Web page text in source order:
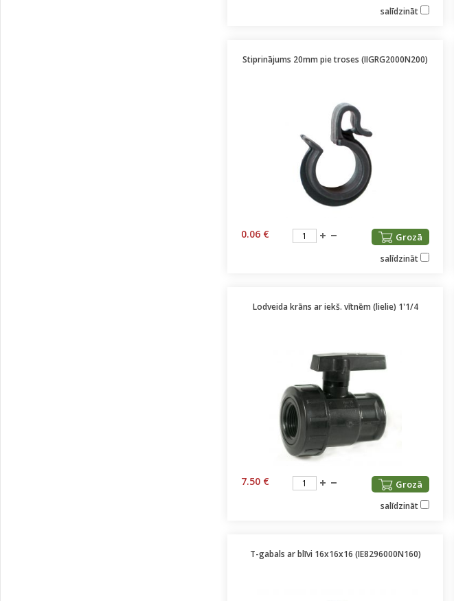
salīdzināt
Stiprinājums 20mm pie troses (IIGRG2000N200)
0.06 € Grozā
salīdzināt
Lodveida krāns ar iekš. vītnēm (lielie) 1'1/4
7.50 € Grozā
salīdzināt
T-gabals ar blīvi 16x16x16 (IE8296000N160)